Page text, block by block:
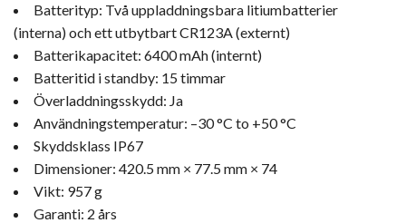
Batterityp: Två uppladdningsbara litiumbatterier
(interna) och ett utbytbart CR123A (externt)
Batterikapacitet: 6400 mAh (internt)
Batteritid i standby: 15 timmar
Överladdningsskydd: Ja
Användningstemperatur: –30 °C to +50 °C
Skyddsklass IP67
Dimensioner: 420.5 mm × 77.5 mm × 74
Vikt: 957 g
Garanti: 2 års